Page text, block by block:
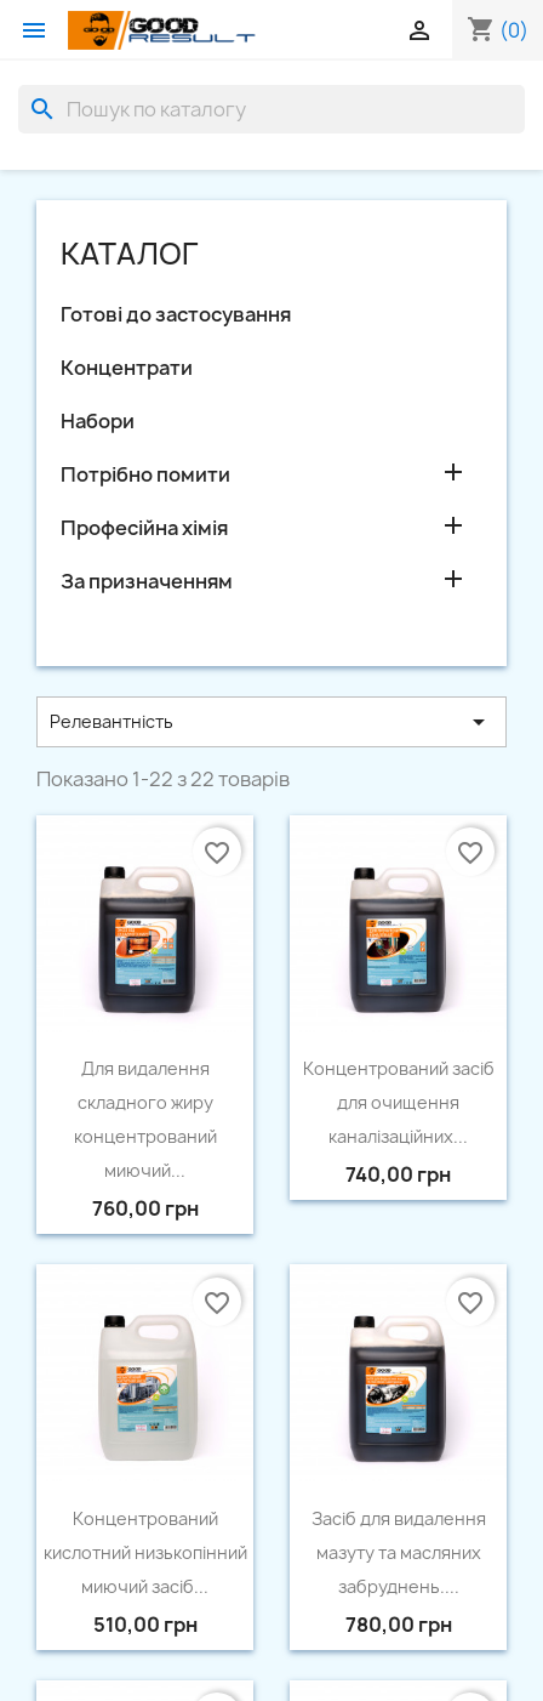
 shopping_cart (0)

search
КАТАЛОГ
Готові до застосування
Концентрати
Набори
Потрібно помити

Професійна хімія 
За призначенням 
Релевантність 
Показано 1-22 з 22 товарів
Швидкий перегляд
Для видалення
складного жиру
концентрований
миючий...
760,00 грн
favorite_border
 Швидкий перегляд
Концентрований засіб
для очищення
каналізаційних...
740,00 грн
favorite_border
Швидкий перегляд
Концентрований
кислотний низькопінний
миючий засіб...
510,00 грн
favorite_border
Швидкий перегляд
Засіб для видалення
мазуту та масляних
забруднень....
780,00 грн
favorite_border